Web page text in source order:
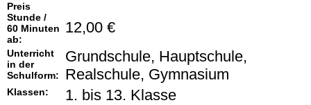
Preis
Stunde /
60 Minuten
ab:
12,00 €
Unterricht
in der
Schulform:
Grundschule, Hauptschule,
Realschule, Gymnasium
Klassen: 1. bis 13. Klasse